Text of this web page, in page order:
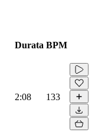
Durata BPM
2:08 133